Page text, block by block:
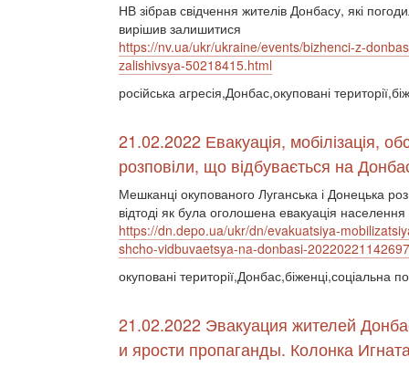
НВ зібрав свідчення жителів Донбасу, які
вирішив залишитися
https://nv.ua/ukr/ukraine/events/bizhenci-z-
zalishivsya-50218415.html
російська агресія,Донбас,окуповані
21.02.2022 Евакуація, мобілізація,
розповіли, що відбувається на
Мешканці окупованого Луганська і Донецька
відтоді як була оголошена евакуація населення
https://dn.depo.ua/ukr/dn/evakuatsiya-
shcho-vidbuvaetsya-na-donbasi-
окуповані території,Донбас,біженці,соціальна
21.02.2022 Эвакуация жителей
и ярости пропаганды. Колонка